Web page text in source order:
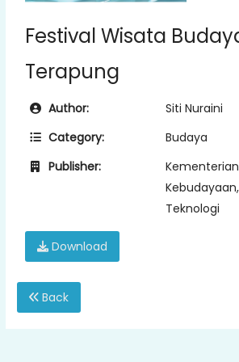
Festival Wisata
Terapung
Author:
Siti Nuraini
Category:
Budaya
Publisher:
Teknologi
Download
Back